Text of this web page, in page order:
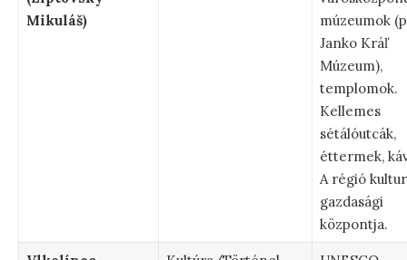
Mikuláš)
múzeumok
Janko Kráľ
Múzeum),
templomok.
Kellemes
sétálóutcák,
éttermek,
A régió
gazdasági
központja.